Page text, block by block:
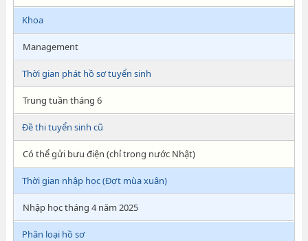
Khoa
Management
Thời gian phát hồ sơ tuyển sinh
Trung tuần tháng 6
Đề thi tuyển sinh cũ
Có thể gửi bưu điện (chỉ trong nước Nhật)
Thời gian nhập học (Đợt mùa xuân)
Nhập học tháng 4 năm 2025
Phân loại hồ sơ